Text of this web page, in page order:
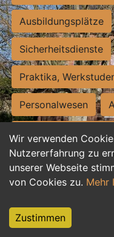
Wir verwenden
Nutzererfahrung zu
unserer Webseite
von Cookies zu. Mehr
Zustimmen
Ausbildungsplätze
Sicherheitsdienste
Praktika,
Personalwesen
Hilfskräfte, Aushilfs-
Einkauf, Logistik,
Weiterbildung,
Tourismus